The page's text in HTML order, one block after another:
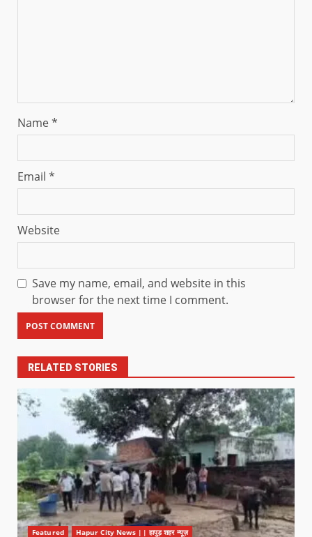
Name*
Email *
Website
Save my name, email, and website in this
browser for the next time I comment.
RELATED STORIES
Featured Hapur City News || हापुड़ शहर न्यूज़